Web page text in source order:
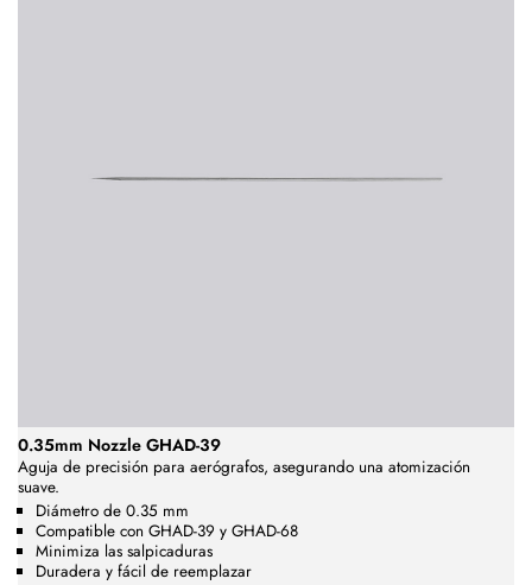
0.35mm Nozzle GHAD-39
Aguja de precisión para aerógrafos, asegurando una atomización
suave.
Diámetro de 0.35 mm
Compatible con GHAD-39 y GHAD-68
Minimiza las salpicaduras
Duradera y fácil de reemplazar